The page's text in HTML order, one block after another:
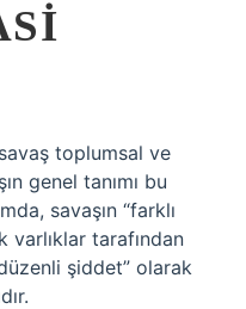
toplumsal ve
genel tanımı bu
savaşın “farklı
tarafından
şiddet” olarak